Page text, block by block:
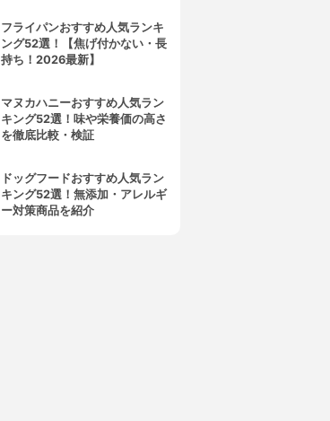
フライパンおすすめ人気ランキ
ング52選！【焦げ付かない・長
持ち！2026最新】
マヌカハニーおすすめ人気ラン
キング52選！味や栄養価の高さ
を徹底比較・検証
ドッグフードおすすめ人気ラン
キング52選！無添加・アレルギ
ー対策商品を紹介